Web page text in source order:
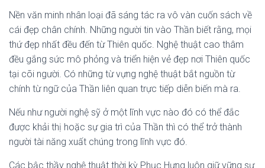
Nền văn minh nhân loại đã sáng tác ra vô vàn cuốn sách về
cái đẹp chân chính. Những người tin vào Thần biết rằng, mọi
thứ đẹp nhất đều đến từ Thiên quốc. Nghệ thuật cao thâm
đều gắng sức mô phỏng và triển hiện vẻ đẹp nơi Thiên quốc
tại cõi người. Có những từ vựng nghệ thuật bắt nguồn từ
chính từ ngữ của Thần liên quan trực tiếp diễn biến mà ra.
Nếu như người nghệ sỹ ở một lĩnh vực nào đó có thể đắc
được khải thị hoặc sự gia trì của Thần thì có thể trở thành
người tài năng xuất chúng trong lĩnh vực đó.
Các bậc thầy nghệ thuật thời kỳ Phục Hưng luôn giữ vững sự